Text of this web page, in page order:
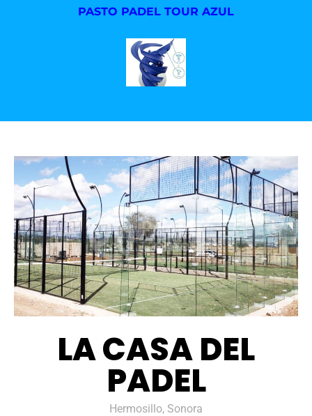
PASTO PADEL TOUR AZUL
LA CASA DEL
PADEL
Hermosillo, Sonora